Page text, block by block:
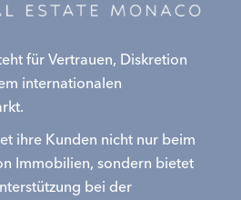
für Vertrauen, Diskretion
internationalen
ihre Kunden nicht nur beim
Immobilien, sondern bietet
bei der